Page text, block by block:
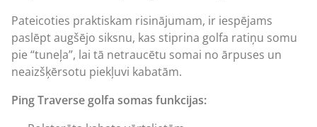
Pateicoties praktiskam risinājumam, ir iespējams
paslēpt augšējo siksnu, kas stiprina golfa ratiņu somu
pie “tuneļa”, lai tā netraucētu somai no ārpuses un
neaizšķērsotu piekļuvi kabatām.
PingTraverse golfa somas funkcijas: